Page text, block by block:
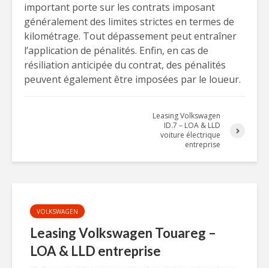
important porte sur les contrats imposant
généralement des limites strictes en termes de
kilométrage. Tout dépassement peut entraîner
l’application de pénalités. Enfin, en cas de
résiliation anticipée du contrat, des pénalités
peuvent également être imposées par le loueur.
Leasing Volkswagen
ID.7 – LOA & LLD
voiture électrique
entreprise
VOLKSWAGEN
Leasing Volkswagen Touareg –
LOA & LLD entreprise